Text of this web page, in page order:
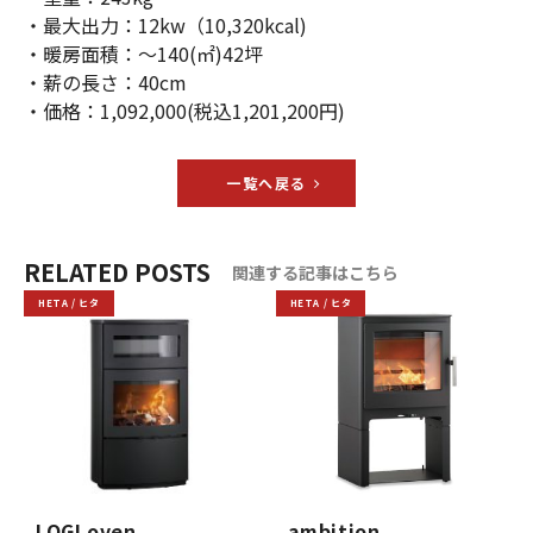
・最大出力：12kw（10,320kcal)
・暖房面積：～140(㎡)42坪
・薪の長さ：40cm
・価格：1,092,000(税込1,201,200円)
一覧へ戻る
RELATED POSTS 関連する記事はこちら
HETA / ヒタ HETA / ヒタ